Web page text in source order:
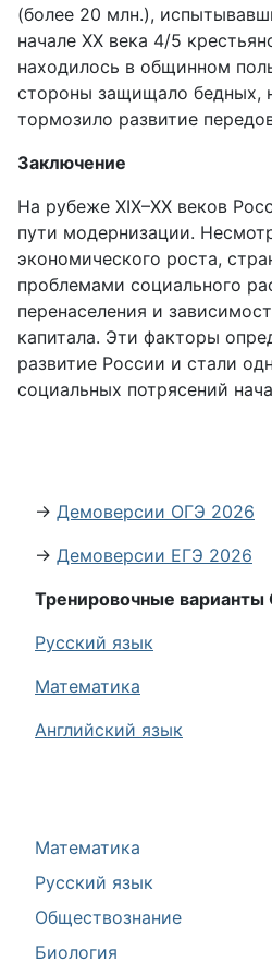
Математика
Русский язык
Обществознание
Биология
(более 20 млн.),
начале XX века 4/5
находилось в общинном
стороны защищало бедных,
тормозило развитие
Заключение
На рубеже XIX–XX веков
пути модернизации.
экономического роста,
проблемами социального
перенаселения и
капитала. Эти факторы
развитие России и стали
социальных потрясений
→ Демоверсии ОГЭ 2026
→ Демоверсии ЕГЭ 2026
Тренировочные варианты
Русский язык
Математика
Английский язык